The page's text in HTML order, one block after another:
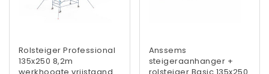
Rolsteiger Professional
135x250 8,2m
Anssems
steigeraanhanger +